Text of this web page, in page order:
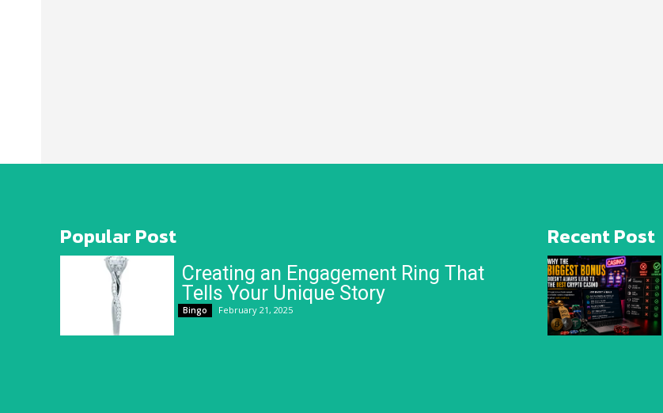
Popular Post
Creating an Engagement Ring That
Tells Your Unique Story
Bingo February 21, 2025
Recent Post